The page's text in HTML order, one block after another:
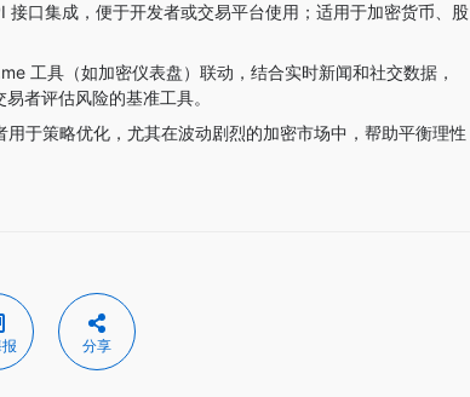
接口集成，便于开发者或交易平台使用；适用于加密货币、股
工具（如加密仪表盘）联动，结合实时新闻和社交数据，
者评估风险的基准工具。
于策略优化，尤其在波动剧烈的加密市场中，帮助平衡理性
分享